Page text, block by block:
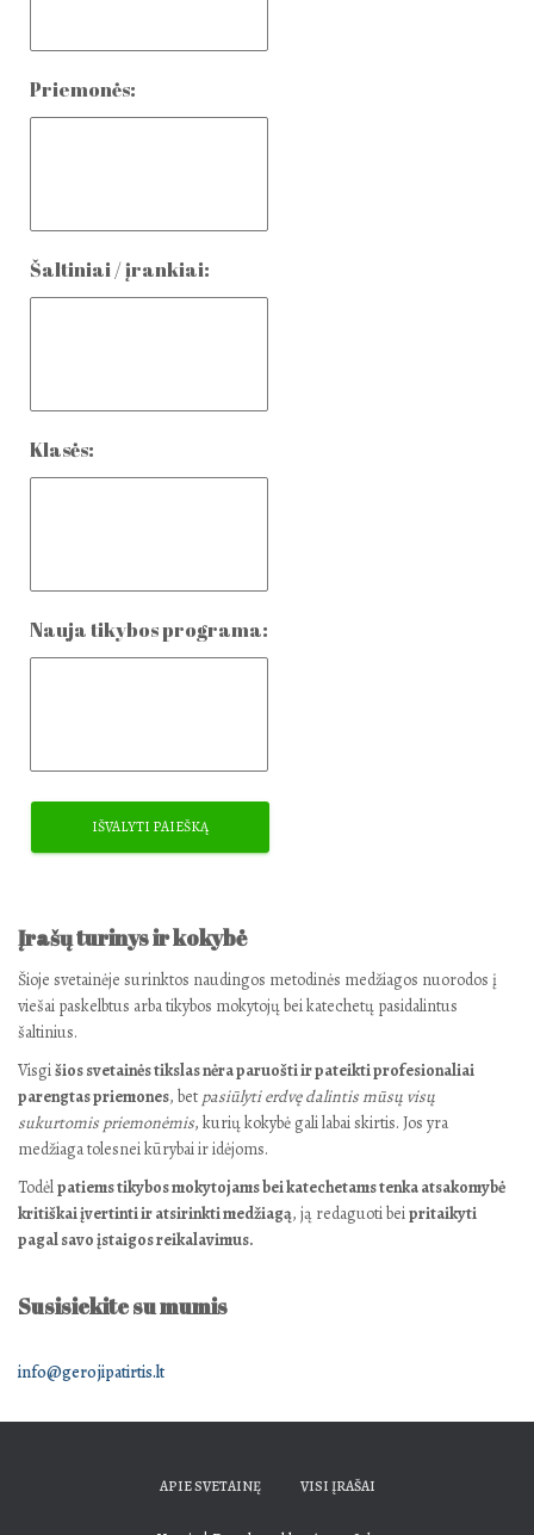
Priemonės:
Šaltiniai / įrankiai:
Klasės:
Nauja tikybos programa:
Įrašų turinys ir kokybė
Šioje svetainėje surinktos naudingos metodinės medžiagos nuorodos į
viešai paskelbtus arba tikybos mokytojų bei katechetų pasidalintus
šaltinius.
Visgišios svetainės tikslas nėra paruošti ir pateikti profesionaliai
parengtas priemones, bet pasiūlyti erdvę dalintis mūsų visų
sukurtomis priemonėmis, kurių kokybė gali labai skirtis. Jos yra
medžiaga tolesnei kūrybai ir idėjoms.
Todėlpatiems tikybos mokytojams bei katechetams tenka atsakomybė
kritiškai įvertinti ir atsirinkti medžiagą, ją redaguoti beipritaikyti
pagal savo įstaigos reikalavimus.
Susisiekite su mumis
info@gerojipatirtis.lt
APIE SVETAINĘ VISI ĮRAŠAI